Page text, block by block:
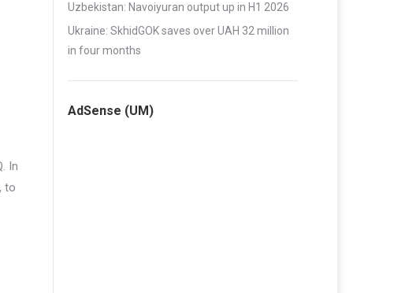
In
to
Uzbekistan: Navoiyuran output up in H1 2026
Ukraine: SkhidGOK saves over UAH 32 million
in four months
AdSense (UM)